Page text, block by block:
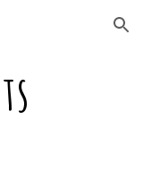
Skip to navigation